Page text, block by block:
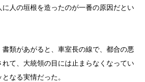
人の垣根を造ったのが一番の原因だとい
類があがると、車室長の線で、都合の悪
て、大統領の目には止まらなくなってい
なる実情だった。